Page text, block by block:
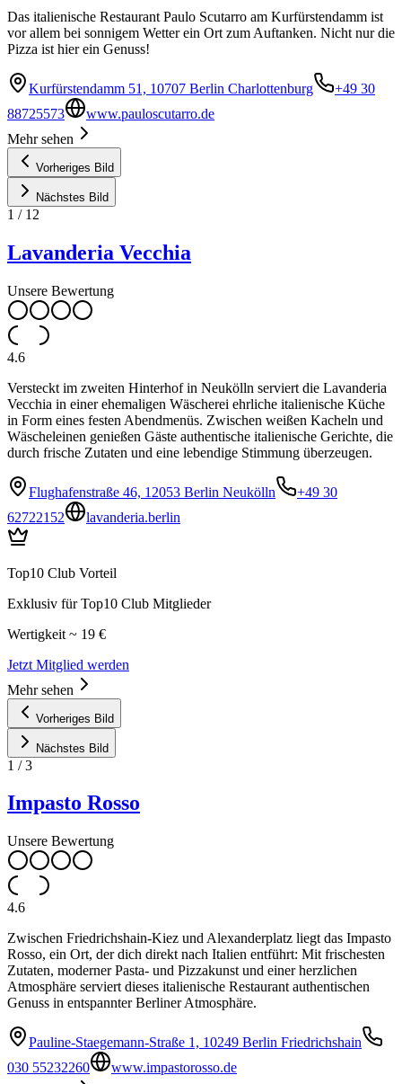
Das italienische Restaurant Paulo Scutarro am Kurfürstendamm ist
vor allem bei sonnigem Wetter ein Ort zum Auftanken. Nicht nur die
Pizza ist hier ein Genuss!
Kurfürstendamm 51, 10707 Berlin Charlottenburg
+49 30
88725573
www.pauloscutarro.de
Mehr sehen
Vorheriges Bild
Nächstes Bild
1 / 12
Lavanderia Vecchia
Unsere Bewertung
4.6
Versteckt im zweiten Hinterhof in Neukölln serviert die Lavanderia
Vecchia in einer ehemaligen Wäscherei ehrliche italienische Küche
in Form eines festen Abendmenüs. Zwischen weißen Kacheln und
Wäscheleinen genießen Gäste authentische italienische Gerichte, die
durch frische Zutaten und eine lebendige Stimmung überzeugen.
Flughafenstraße 46, 12053 Berlin Neukölln
+49 30
62722152
lavanderia.berlin
Top10 Club Vorteil
Exklusiv für Top10 Club Mitglieder
Wertigkeit ~ 19 €
Jetzt Mitglied werden
Mehr sehen
Vorheriges Bild
Nächstes Bild
1 /3
Impasto Rosso
Unsere Bewertung
4.6
Zwischen Friedrichshain-Kiez und Alexanderplatz liegt das Impasto
Rosso, ein Ort, der dich direkt nach Italien entführt: Mit frischesten
Zutaten, moderner Pasta- und Pizzakunst und einer herzlichen
Atmosphäre serviert dieses italienische Restaurant authentischen
Genuss in entspannter Berliner Atmosphäre.
Pauline-Staegemann-Straße 1, 10249 Berlin Friedrichshain
030 55232260
www.impastorosso.de